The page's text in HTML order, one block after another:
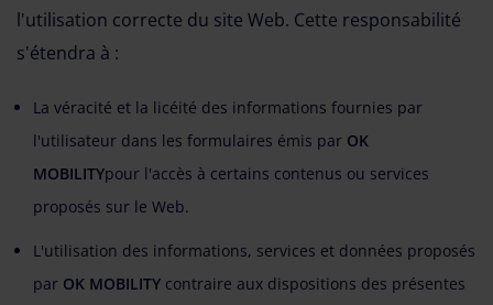
l'utilisation correcte du site Web. Cette responsabilité
s'étendra à :
La véracité et la licéité des informations fournies par
l'utilisateur dans les formulaires émis par OK
MOBILITYpour l'accès à certains contenus ou services
proposés sur le Web.
L'utilisation des informations, services et données proposés
par OK MOBILITY contraire aux dispositions des présentes